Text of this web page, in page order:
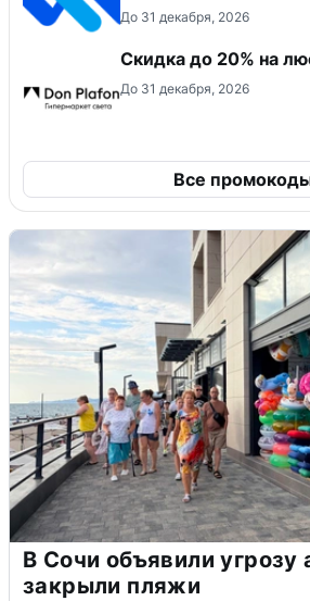
До 31 декабря, 2026
Скидка до 20% на
До 31 декабря, 2026
Все
В Сочи объявили угрозу
закрыли пляжи